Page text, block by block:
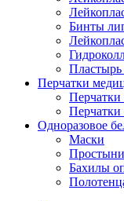
Бинты
Перчатки
Перчатки
Перчатки
Одноразовое
Маски
Бахилы